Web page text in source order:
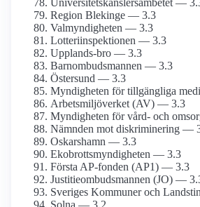
Region Blekinge — 3.3
Valmyndigheten — 3.3
Lotteriinspektionen — 3.3
Upplands-bro — 3.3
Barnombudsmannen — 3.3
Östersund — 3.3
Myndigheten för tillgängliga
Arbetsmiljöverket (AV) — 3.3
Myndigheten för vård- och
Nämnden mot diskriminering —
Oskarshamn — 3.3
Ekobrottsmyndigheten — 3.3
Första AP-fonden (AP1) — 3.3
Justitieombudsmannen (JO) —
Sveriges Kommuner och
Solna — 3.2